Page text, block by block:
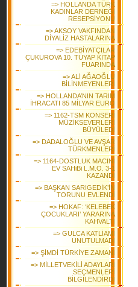
=> HOLLANDA TÜRK
KADINLAR DERNEĞİ
RESEPSİYONU
=> AKSOY VAKFINDAN
DİYALİZ HASTALARINA
=> EDEBİYATÇILAR
ÇUKUROVA 10. TÜYAP KİTAP
FUARINDA
=> ALİ AĞAOĞLU
BİLİNMEYENLERİ
=> HOLLANDA’NIN TARIM
İHRACATI 85 MİLYAR EURO
=> 1162-TSM KONSERİ
MÜZİKSEVERLERİ
BÜYÜLEDİ
=> DADALOĞLU VE AVŞAR
TÜRKMENLERİ
=> 1164-DOSTLUK MACINI
EV SAHiBi L.M.O. 3-1
KAZANDI
=> BAŞKAN SARIGEDİK’İN
TORUNU EVLENDİ
=> HOKAF: ‘KELEBEK
ÇOCUKLARI’ YARARINA
KAHVALTI
=> GULCA KATLİAMI
UNUTULMADI
=> ŞİMDİ TÜRKİYE ZAMANI
=> MİLLETVEKİLİ ADAYLARI
SEÇMENLERİ
BİLGİLENDİRDİ